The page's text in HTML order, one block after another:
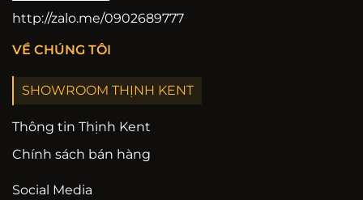
http://zalo.me/0902689777
VỀ CHÚNG TÔI
SHOWROOM THỊNH KENT
Thông tin Thịnh Kent
Chính sách bán hàng
Social Media